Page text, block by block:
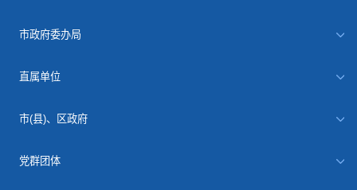
市政府委办局
直属单位
市(县)、区政府
党群团体